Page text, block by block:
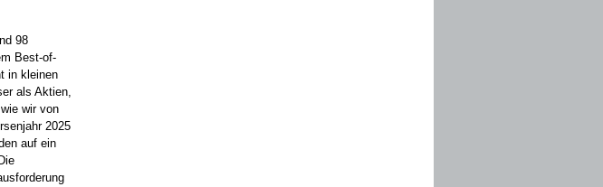
98
Best-of-
in kleinen
als Aktien,
wir von
2025
auf ein